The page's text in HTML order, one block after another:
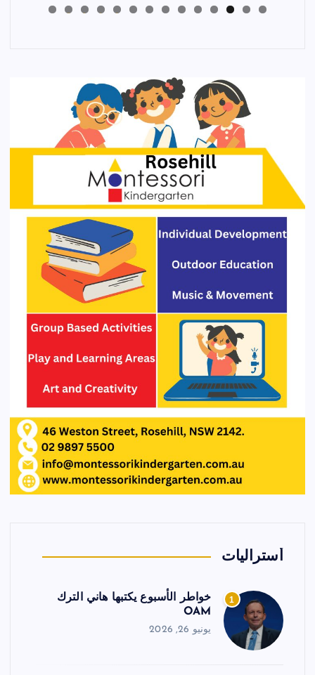
أستراليات
1
خواطر الأسبوع يكتبها هاني الترك
OAM
يونيو 26, 2026